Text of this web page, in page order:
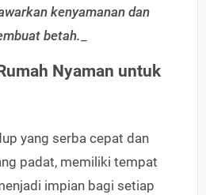
kenyamanan dan
betah.
Nyaman untuk
yang serba cepat dan
padat, memiliki tempat
impian bagi setiap